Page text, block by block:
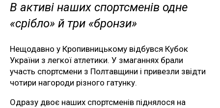
В активі наших спортсменів одне
«срібло» й три «бронзи»
Нещодавно у Кропивницькому відбувся Кубок
України з легкої атлетики. У змаганнях брали
участь спортсмени з Полтавщини і привезли звідти
чотири нагороди різного гатунку.
Одразу двоє наших спортсменів піднялося на